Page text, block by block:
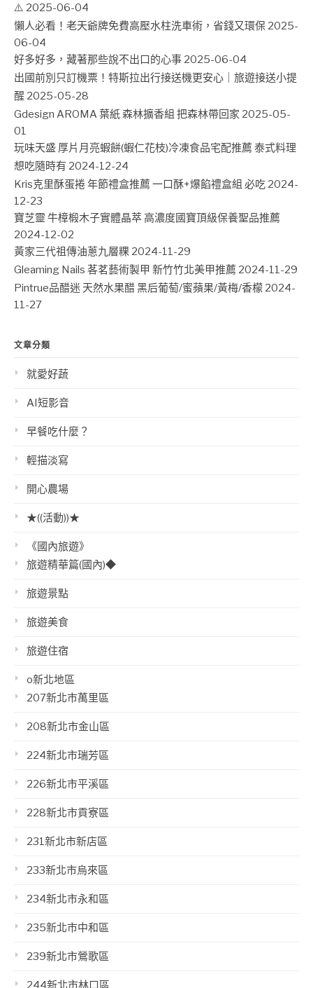
⚠️ 2025-06-04
懶人必看！老天爺牌免費高壓水柱洗車術，省錢又環保 2025-
06-04
好多好多，藏著那些說不出口的心事 2025-06-04
出國前別只訂機票！特斯拉出行接送機更安心｜旅遊接送小提
醒 2025-05-28
Gdesign AROMA 葉紙 森林擴香組 把森林帶回家 2025-05-
01
玩味天盛 厚片月亮蝦餅(蝦仁花枝)冷凍食品宅配推薦 泰式料理
想吃隨時有 2024-12-24
Kris克里酥蛋捲 年節禮盒推薦 一口酥+爆餡禮盒組 必吃 2024-
12-23
寶芝靈 牛樟椴木子實體晶萃 高濃度國寶頂級保養聖品推薦
2024-12-02
黃家三代祖傳油蔥九層粿 2024-11-29
Gleaming Nails 茖茗藝術製甲 新竹竹北美甲推薦 2024-11-29
Pintrue品醋迷 天然水果醋 黑后葡萄/蜜蘋果/黃梅/香檬 2024-
11-27
文章分類
就愛好蔬
AI短影音
早餐吃什麼？
輕描淡寫
開心農場
★((活動))★
《國內旅遊》
旅遊精華篇(國內)◆
旅遊景點
旅遊美食
旅遊住宿
o新北地區
207新北市萬里區
208新北市金山區
224新北市瑞芳區
226新北市平溪區
228新北市貢寮區
231新北市新店區
233新北市烏來區
234新北市永和區
235新北市中和區
239新北市鶯歌區
244新北市林口區